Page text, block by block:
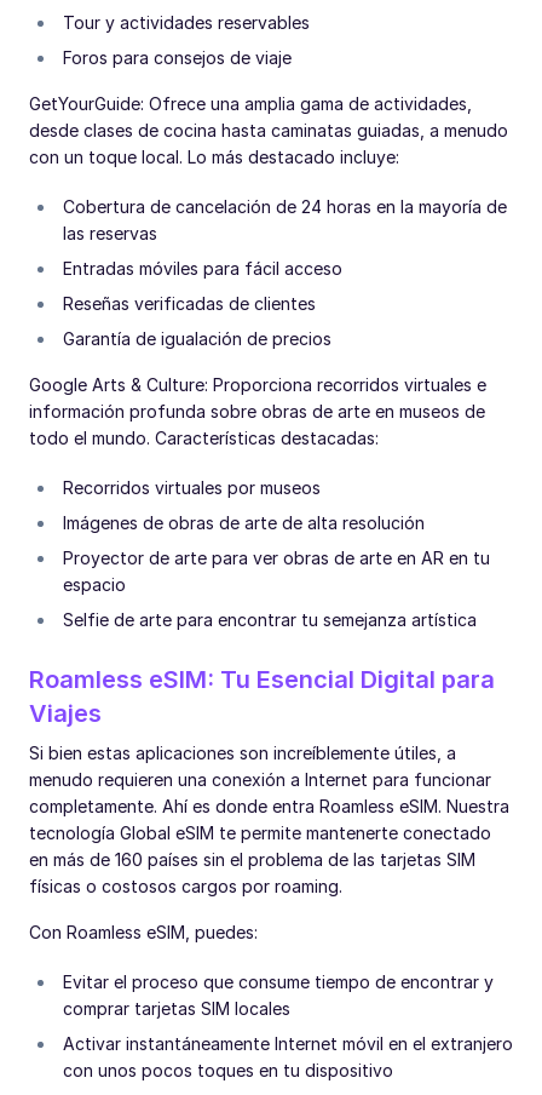
Tour y actividades reservables
Foros para consejos de viaje
GetYourGuide: Ofrece una amplia gama de actividades,
desde clases de cocina hasta caminatas guiadas, a menudo
con un toque local. Lo más destacado incluye:
Cobertura de cancelación de 24 horas en la mayoría de
las reservas
Entradas móviles para fácil acceso
Reseñas verificadas de clientes
Garantía de igualación de precios
Google Arts & Culture: Proporciona recorridos virtuales e
información profunda sobre obras de arte en museos de
todo el mundo. Características destacadas:
Recorridos virtuales por museos
Imágenes de obras de arte de alta resolución
Proyector de arte para ver obras de arte en AR en tu
espacio
Selfie de arte para encontrar tu semejanza artística
Roamless eSIM: Tu Esencial Digital para
Viajes
Si bien estas aplicaciones son increíblemente útiles, a
menudo requieren una conexión a Internet para funcionar
completamente. Ahí es donde entra Roamless eSIM. Nuestra
tecnología Global eSIM te permite mantenerte conectado
en más de 160 países sin el problema de las tarjetas SIM
físicas o costosos cargos por roaming.
Con Roamless eSIM, puedes:
Evitar el proceso que consume tiempo de encontrar y
comprar tarjetas SIM locales
Activar instantáneamente Internet móvil en el extranjero
con unos pocos toques en tu dispositivo